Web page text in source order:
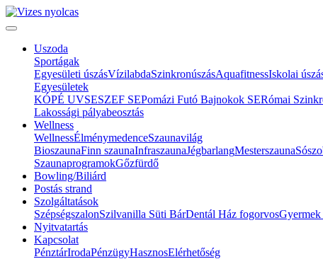
Uszoda
Sportágak
Egyesületi úszásVízilabdaSzinkronúszásAquafitnessIskolai
Egyesületek
KÓPÉ UVSESZEF SEPomázi Futó Bajnokok SERómai
Lakossági pályabeosztás
Wellness
WellnessÉlménymedenceSzaunavilág
BioszaunaFinn szaunaInfraszaunaJégbarlangMesterszauna
SzaunaprogramokGőzfürdő
Bowling/Biliárd
Postás strand
Szolgáltatások
SzépségszalonSzilvanilla Süti BárDentál Ház fogorvosGyermek
Nyitvatartás
Kapcsolat
PénztárIrodaPénzügyHasznosElérhetőség